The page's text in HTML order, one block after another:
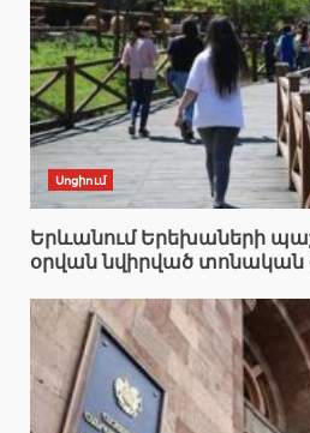
Սոցիում
Երևանում Երեխաների
օրվան նվիրված տոնական